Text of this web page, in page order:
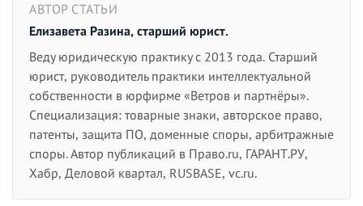
АВТОР СТАТЬИ
Елизавета Разина, старший юрист.
Веду юридическую практику с 2013 года. Старший
юрист, руководитель практики интеллектуальной
собственности в юрфирме «Ветров и партнёры».
Специализация: товарные знаки, авторское право,
патенты, защита ПО, доменные споры, арбитражные
споры. Автор публикаций в Право.ru, ГАРАНТ.РУ,
Хабр, Деловой квартал, RUSBASE, vc.ru.